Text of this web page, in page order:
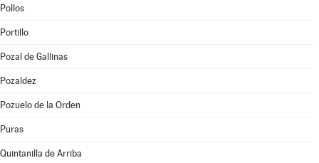
Pollos
Portillo
Pozal de Gallinas
Pozaldez
Pozuelo de la Orden
Puras
Quintanilla de Arriba